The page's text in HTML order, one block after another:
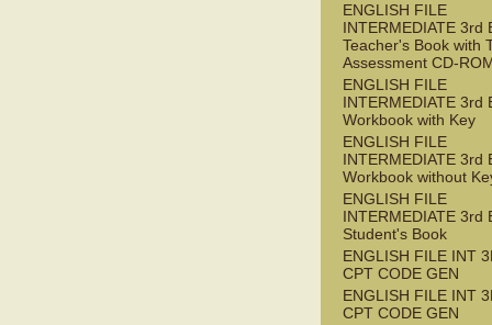
ENGLISH FILE
INTERMEDIATE 3rd
Teacher's Book with
Assessment CD-
ENGLISH FILE
INTERMEDIATE 3rd
Workbook with Key
ENGLISH FILE
INTERMEDIATE 3rd
Workbook without
ENGLISH FILE
INTERMEDIATE 3rd
Student's Book
ENGLISH FILE INT
CPT CODE GEN
ENGLISH FILE INT
CPT CODE GEN